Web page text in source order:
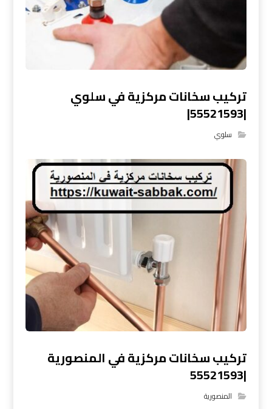
تركيب سخانات مركزية في سلوي
|55521593|
سلوي
تركيب سخانات مركزية في المنصورية
|55521593
المنصورية